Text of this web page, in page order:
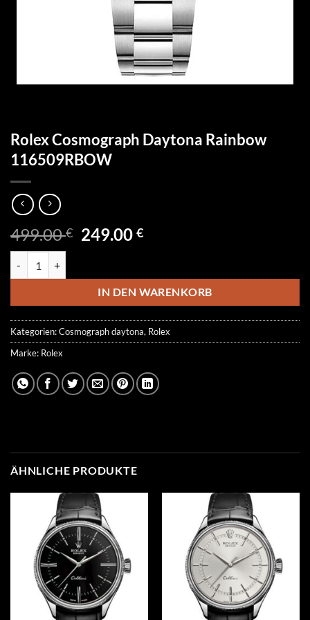
Rolex Cosmograph Daytona Rainbow
116509RBOW
499.00€ Ursprünglicher
499.00 €
249.00€Aktueller
249.00 €.
IN DEN WARENKORB
Kategorien:Cosmograph daytona, Rolex
Marke: Rolex
ÄHNLICHE PRODUKTE